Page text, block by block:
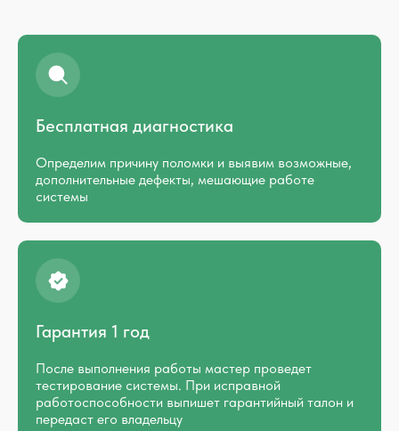
Бесплатная диагностика
Определим причину поломки и выявим возможные,
дополнительные дефекты, мешающие работе
системы
Гарантия 1 год
После выполнения работы мастер проведет
тестирование системы. При исправной
работоспособности выпишет гарантийный талон и
передаст его владельцу